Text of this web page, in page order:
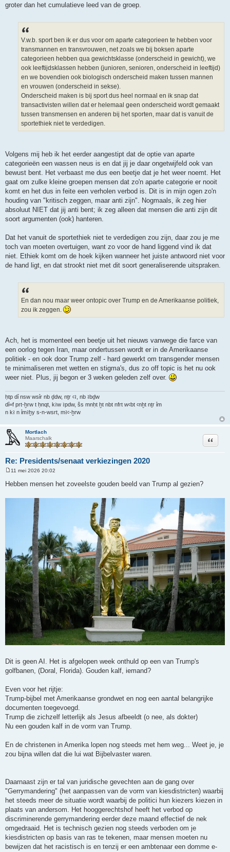
groter dan het cumulatieve leed van de groep.
V.w.b. sport ben ik er dus voor om aparte categorieen te hebben voor
transmannen en transvrouwen, net zoals we bij boksen aparte
categorieen hebben qua gewichtsklasse (onderscheid in gewicht), we
ook leeftijdsklassen hebben (junioren, senioren, onderscheid in leeftijd)
en we bovendien ook biologisch onderscheid maken tussen mannen
en vrouwen (onderscheid in sekse).
Onderscheid maken is bij sport dus heel normaal en ik snap dat
transactivisten willen dat er helemaal geen onderscheid wordt gemaakt
tussen transmensen en anderen bij het sporten, maar dat is vanuit de
sportethiek niet te verdedigen.
Volgens mij heb ik het eerder aangestipt dat de optie van aparte
categorieën een wassen neus is en dat jij je daar ongetwijfeld ook van
bewust bent. Het verbaast me dus een beetje dat je het weer noemt. Het
gaat om zulke kleine groepen mensen dat zo'n aparte categorie er nooit
komt en het dus in feite een verholen verbod is. Dit is in mijn ogen zo'n
houding van "kritisch zeggen, maar anti zijn". Nogmaals, ik zeg hier
absoluut NIET dat jij anti bent; ik zeg alleen dat mensen die anti zijn dit
soort argumenten (ook) hanteren.
Dat het vanuit de sportethiek niet te verdedigen zou zijn, daar zou je me
toch van moeten overtuigen, want zo voor de hand liggend vind ik dat
niet. Ethiek komt om de hoek kijken wanneer het juiste antwoord niet voor
de hand ligt, en dat strookt niet met dit soort generaliserende uitspraken.
En dan nou maar weer ontopic over Trump en de Amerikaanse politiek,
zou ik zeggen.
Ach, het is momenteel een beetje uit het nieuws vanwege die farce van
een oorlog tegen Iran, maar ondertussen wordt er in de Amerikaanse
politiek - en ook door Trump zelf - hard gewerkt om transgender mensen
te minimaliseren met wetten en stigma's, dus zo off topic is het nu ook
weer niet. Plus, jij begon er 3 weken geleden zelf over.
ḥtp dỉ nsw wsỉr nb ḏdw, nṯr ꜥꜣ, nb ꜣbḏw
dỉ=f prt-ḫrw t ḥnqt, kꜣw ꜣpdw, šs mnḥt ḫt nbt nfrt wꜥbt ꜥnḫt nṯr ỉm
n kꜣ n ỉmꜣḫy s-n-wsrt, mꜣꜥ-ḫrw
Mortlach
Maarschalk
Re: Presidents/senaat verkiezingen 2020
Citeer
e
r
c
11 mei 2026 20:02
Hebben mensen het zoveelste gouden beeld van Trump al gezien?
Dit is geen AI. Het is afgelopen week onthuld op een van Trump's
golfbanen, (Doral, Florida). Gouden kalf, iemand?
Even voor het rijtje:
Trump-bijbel met Amerikaanse grondwet en nog een aantal belangrijke
documenten toegevoegd.
Trump die zichzelf letterlijk als Jesus afbeeldt (o nee, als dokter)
Nu een gouden kalf in de vorm van Trump.
En de christenen in Amerika lopen nog steeds met hem weg... Weet je, je
zou bijna willen dat die lui wat Bijbelvaster waren.
Daarnaast zijn er tal van juridische gevechten aan de gang over
"Gerrymandering" (het aanpassen van de vorm van kiesdistricten) waarbij
het steeds meer de situatie wordt waarbij de politici hun kiezers kiezen in
plaats van andersom. Het hooggerechtshof heeft het verbod op
discriminerende gerrymandering eerder deze maand effectief de nek
omgedraaid. Het is technisch gezien nog steeds verboden om je
kiesdistricten op basis van ras te tekenen, maar mensen moeten nu
bewijzen dat het racistisch is en tenzij er een ambtenaar een domme e-